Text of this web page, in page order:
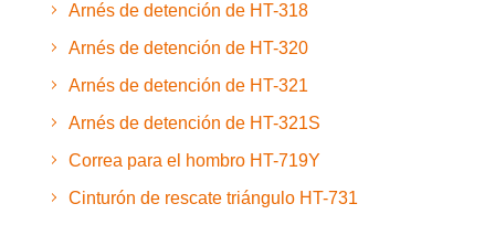
Arnés de detención de HT-318
Arnés de detención de HT-320
Arnés de detención de HT-321
Arnés de detención de HT-321S
Correa para el hombro HT-719Y
Cinturón de rescate triángulo HT-731